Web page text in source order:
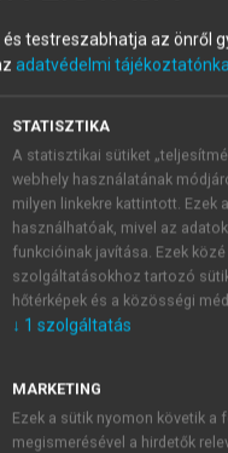
az előzetesen
2+-t mutatott ki
bizonyította, hogy
). Perez-Clausell és
Ca
2+kvantitatív
vonatkozó
testreszabhatja az önről
adatvédelmi
STATISZTIKA
A statisztikai sütiket
webhely használatának
milyen linkekre kattintott.
használhatóak, mivel az
funkcióinak javítása. Ezek
szolgáltatásokhoz tartozó
hőtérképek és a közösségi
↓ 1 szolgáltatás
MARKETING
Ezek a sütik nyomon követik a
megismerésével a hirdetők